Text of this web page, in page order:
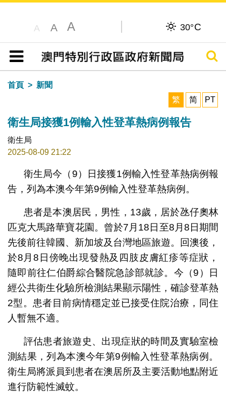
A A A 30°C
目錄
搜尋
首頁
新聞
繁
简 PT
衛生局接獲1例輸入性登革熱病例報告
衛生局
2025-08-09 21:22
衛生局今（9）日接獲1例輸入性登革熱病例報
告，列為本澳今年第9例輸入性登革熱病例。
患者是本澳居民，男性，13歲，居於氹仔奧林
匹克大馬路華寶花園。曾於7月18日至8月8日期間
先後前往韓國、新加坡及台灣地區旅遊。回澳後，
於8月8日傍晚出現發熱及四肢皮膚紅疹等症狀，
隨即前往仁伯爵綜合醫院急診部就診。今（9）日
經公共衛生化驗所檢測結果顯示陽性，確診登革熱
2型。患者目前病情穩定並已接受住院治療，同住
人暫無不適。
評估患者旅遊史、出現症狀的時間及實驗室檢
測結果，列為本澳今年第9例輸入性登革熱病例。
衛生局將派員到患者在澳居所及主要活動地點附近
進行防範性滅蚊。